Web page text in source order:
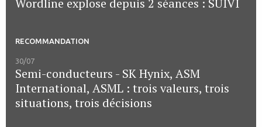
Wordline explose depuis 2 séances : SUIVI
RECOMMANDATION
30/07
Semi-conducteurs - SK Hynix, ASM
International, ASML : trois valeurs, trois
situations, trois décisions